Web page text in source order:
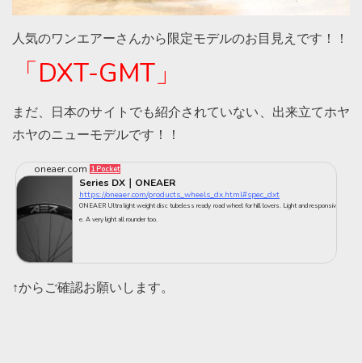
人気のワンエアーさんから限定モデルのお目見えです！！
「DXT-GMT」
まだ、日本のサイトでも紹介されていない、出来立てホヤ
ホヤのニューモデルです！！
oneaer.com 1 Pocket
Series DX｜ONEAER
https://oneaer.com/products_wheels_dx.html#spec_dxt
ONEAER Ultra light weight disc tubeless ready road wheel for hill lovers. Light and responsiv
e. A very light all rounder too.
↑からご確認お願いします。